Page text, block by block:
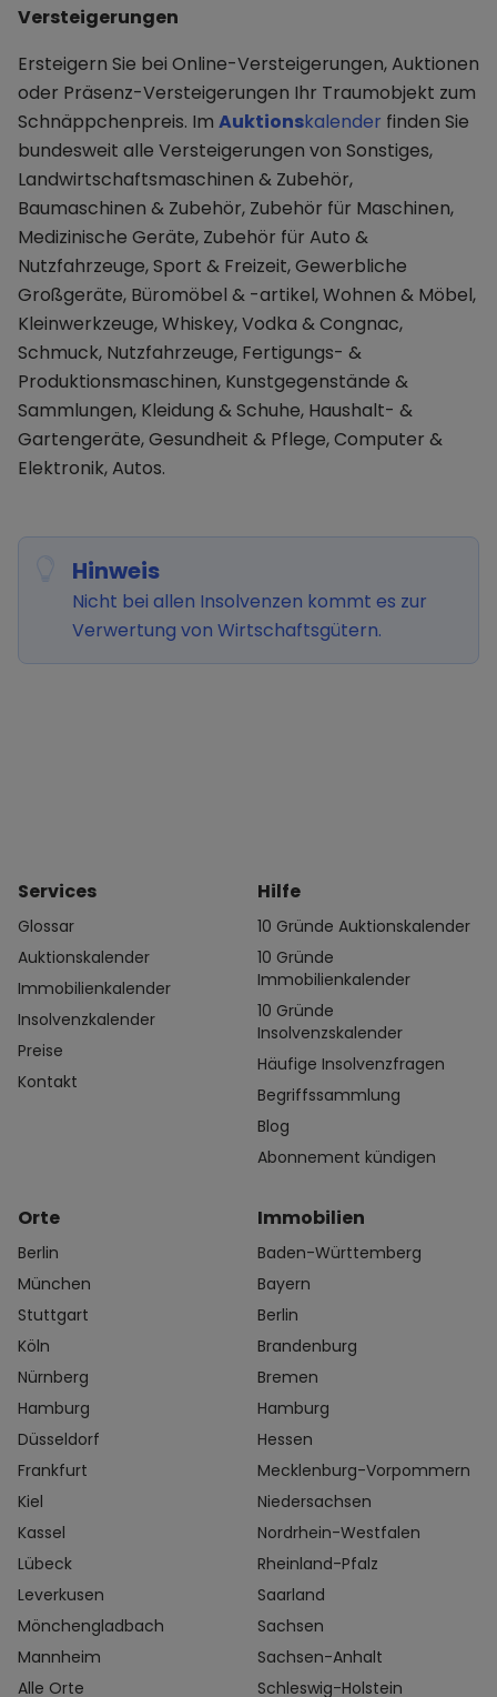
Versteigerungen
Ersteigern Sie bei Online-Versteigerungen, Auktionen
oder Präsenz-Versteigerungen Ihr Traumobjekt zum
Schnäppchenpreis. Im Auktionskalender finden Sie
bundesweit alle Versteigerungen von Sonstiges,
Landwirtschaftsmaschinen & Zubehör,
Baumaschinen & Zubehör, Zubehör für Maschinen,
Medizinische Geräte, Zubehör für Auto &
Nutzfahrzeuge, Sport & Freizeit, Gewerbliche
Großgeräte, Büromöbel & -artikel, Wohnen & Möbel,
Kleinwerkzeuge, Whiskey, Vodka & Congnac,
Schmuck, Nutzfahrzeuge, Fertigungs- &
Produktionsmaschinen, Kunstgegenstände &
Sammlungen, Kleidung & Schuhe, Haushalt- &
Gartengeräte, Gesundheit & Pflege, Computer &
Elektronik, Autos.
Hinweis
Nicht bei allen Insolvenzen kommt es zur
Verwertung von Wirtschaftsgütern.
Services
Glossar
Auktionskalender
Immobilienkalender
Insolvenzkalender
Preise
Kontakt
Hilfe
10 Gründe Auktionskalender
10 Gründe
Immobilienkalender
10 Gründe
Insolvenzskalender
Häufige Insolvenzfragen
Begriffssammlung
Blog
Abonnement kündigen
Orte
Berlin
München
Stuttgart
Köln
Nürnberg
Hamburg
Düsseldorf
Frankfurt
Kiel
Kassel
Lübeck
Leverkusen
Mönchengladbach
Mannheim
Alle Orte
Immobilien
Baden-Württemberg
Bayern
Berlin
Brandenburg
Bremen
Hamburg
Hessen
Mecklenburg-Vorpommern
Niedersachsen
Nordrhein-Westfalen
Rheinland-Pfalz
Saarland
Sachsen
Sachsen-Anhalt
Schleswig-Holstein